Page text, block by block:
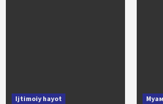
Ijtimoiy hayot